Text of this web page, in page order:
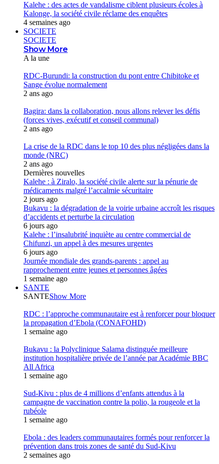
Kalehe : des actes de vandalisme ciblent plusieurs écoles à
Kalonge, la société civile réclame des enquêtes
4 semaines ago
SOCIETE
SOCIETE
Show More
A la une
RDC-Burundi: la construction du pont entre Chibitoke et
Sange évolue normalement
2 ans ago
Bagira: dans la collaboration, nous allons relever les défis
(forces vives, exécutif et conseil communal)
2 ans ago
La crise de la RDC dans le top 10 des plus négligées dans la
monde (NRC)
2 ans ago
Dernières nouvelles
Kalehe : à Ziralo, la société civile alerte sur la pénurie de
médicaments malgré l’accalmie sécuritaire
2 jours ago
Bukavu : la dégradation de la voirie urbaine accroît les risques
d’accidents et perturbe la circulation
6 jours ago
Kalehe : l’insalubrité inquiète au centre commercial de
Chifunzi, un appel à des mesures urgentes
6 jours ago
Journée mondiale des grands-parents : appel au
rapprochement entre jeunes et personnes âgées
1 semaine ago
SANTE
SANTEShow More
RDC : l’approche communautaire est à renforcer pour bloquer
la propagation d’Ebola (CONAFOHD)
1 semaine ago
Bukavu : la Polyclinique Salama distinguée meilleure
institution hospitalière privée de l’année par Académie BBC
All Africa
1 semaine ago
Sud-Kivu : plus de 4 millions d’enfants attendus à la
campagne de vaccination contre la polio, la rougeole et la
rubéole
1 semaine ago
Ebola : des leaders communautaires formés pour renforcer la
prévention dans trois zones de santé du Sud-Kivu
2 semaines ago